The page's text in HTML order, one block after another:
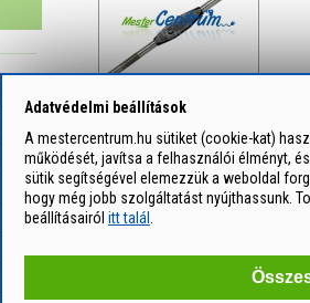
Adatvédelmi beállítások
A mestercentrum.hu sütiket (cookie-kat)
működését, javítsa a felhasználói élményt,
sütik segítségével elemezzük a weboldal
hogy még jobb szolgáltatást nyújthassunk.
beállításairól itt talál
Hajtóvas menetfúróhoz (5,6 -
14 260 Ft/ db